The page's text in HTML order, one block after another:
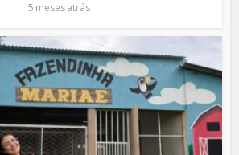
5 meses atrás